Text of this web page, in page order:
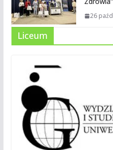
26
Liceum